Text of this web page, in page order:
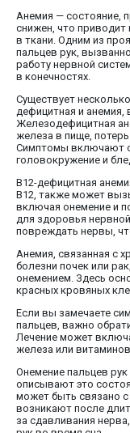
Анемия — состояние,
снижен, что
в ткани. Одним из
пальцев рук,
работу нервной
в конечностях.
Существует
дефицитная и анемия,
Железодефицитная
железа в пище,
Симптомы включают
головокружение и
В12-дефицитная
B12, также может
включая онемение и
для здоровья
повреждать нервы,
Анемия, связанная с
болезни почек или
онемением. Здесь
красных кровяных
Если вы замечаете
пальцев, важно
Лечение может
железа или
Онемение пальцев
описывают это
может быть связано
возникают после
за сдавливания